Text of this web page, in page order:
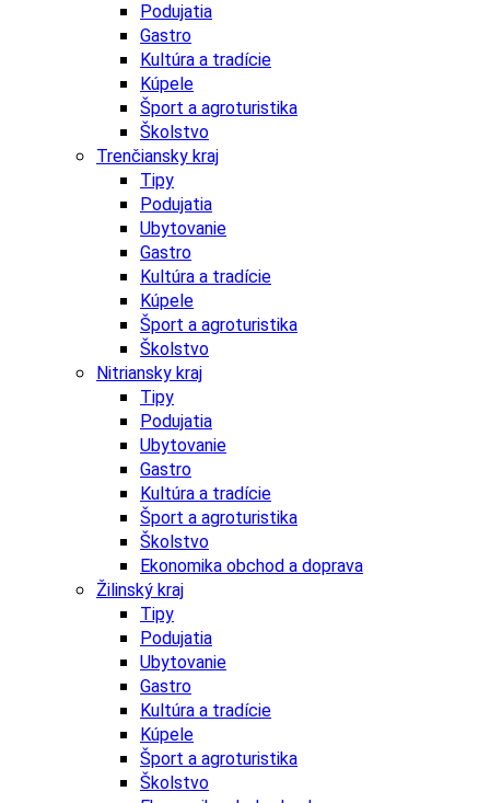
Podujatia
Gastro
Kultúra a tradície
Kúpele
Šport a agroturistika
Školstvo
Trenčiansky kraj
Tipy
Podujatia
Ubytovanie
Gastro
Kultúra a tradície
Kúpele
Šport a agroturistika
Školstvo
Nitriansky kraj
Tipy
Podujatia
Ubytovanie
Gastro
Kultúra a tradície
Šport a agroturistika
Školstvo
Ekonomika obchod a doprava
Žilinský kraj
Tipy
Podujatia
Ubytovanie
Gastro
Kultúra a tradície
Kúpele
Šport a agroturistika
Školstvo